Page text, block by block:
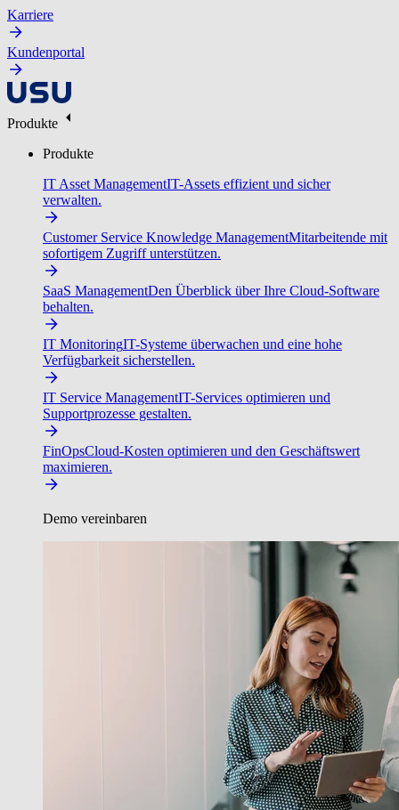
Karriere
Kundenportal
Produkte
Produkte
IT Asset ManagementIT-Assets effizient und sicher
verwalten.
Customer Service Knowledge ManagementMitarbeitende mit
sofortigem Zugriff unterstützen.
SaaS ManagementDen Überblick über Ihre Cloud-Software
behalten.
IT MonitoringIT-Systeme überwachen und eine hohe
Verfügbarkeit sicherstellen.
IT Service ManagementIT-Services optimieren und
Supportprozesse gestalten.
FinOpsCloud-Kosten optimieren und den Geschäftswert
maximieren.
Demo vereinbaren